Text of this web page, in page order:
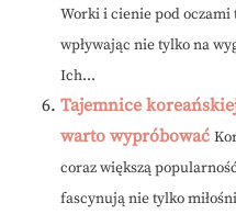
Worki i cienie pod
wpływając nie tylko na
Ich...
Tajemnice
warto wypróbować
coraz większą
fascynują nie tylko